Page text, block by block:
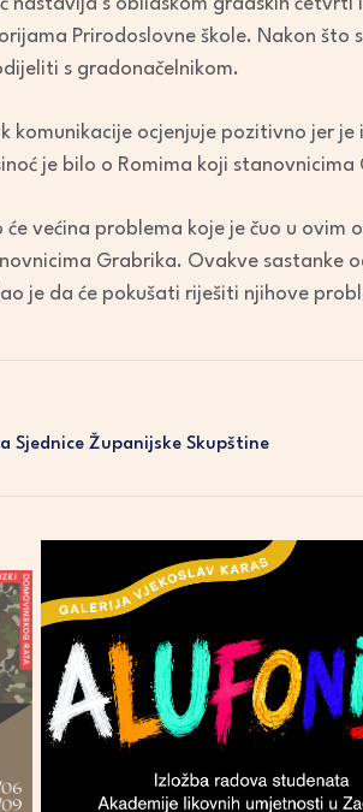
Prirodoslovne škole. Nakon
s gradonačelnikom.
komunikacije ocjenjuje pozitivno jer
je bilo o Romima koji stanovnicima
će većina problema koje je čuo u
Grabrika. Ovakve sastanke
je da će pokušati riješiti njihove
Sjednice Županijske Skupštine